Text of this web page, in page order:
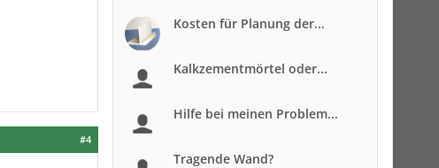
#4
Kosten für Planung der...
Kalkzementmörtel oder...
Hilfe bei meinen Problem...
Tragende Wand?